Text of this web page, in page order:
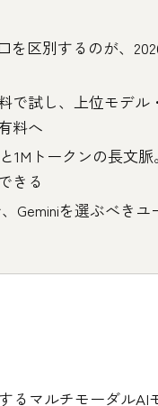
を区別するのが、
で試し、上位モデル
料へ
1Mトークンの長文
きる
Geminiを選ぶべきユ
るマルチモーダルAI